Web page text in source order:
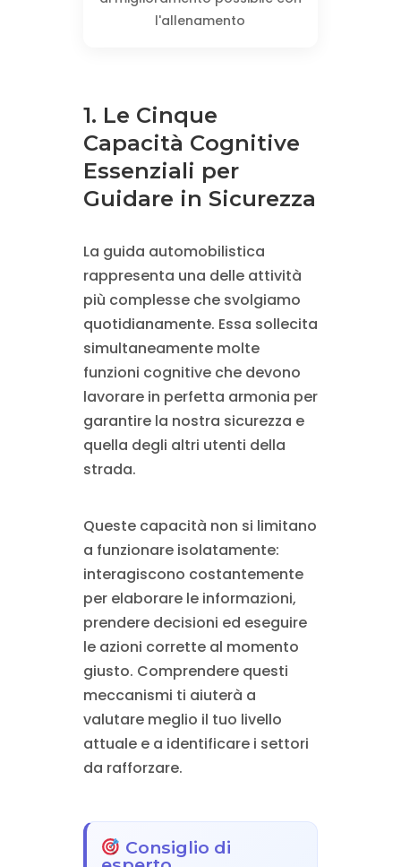
l'allenamento
1. Le Cinque
Capacità Cognitive
Essenziali per
Guidare in Sicurezza
La guida automobilistica
rappresenta una delle attività
più complesse che svolgiamo
quotidianamente. Essa sollecita
simultaneamente molte
funzioni cognitive che devono
lavorare in perfetta armonia per
garantire la nostra sicurezza e
quella degli altri utenti della
strada.
Queste capacità non si limitano
a funzionare isolatamente:
interagiscono costantemente
per elaborare le informazioni,
prendere decisioni ed eseguire
le azioni corrette al momento
giusto. Comprendere questi
meccanismi ti aiuterà a
valutare meglio il tuo livello
attuale e a identificare i settori
da rafforzare.
Consiglio di